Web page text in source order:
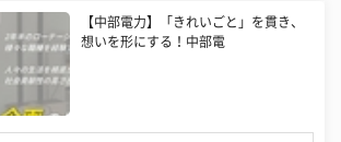
【中部電力】「きれいごと」を貫き、
想いを形にする！中部電